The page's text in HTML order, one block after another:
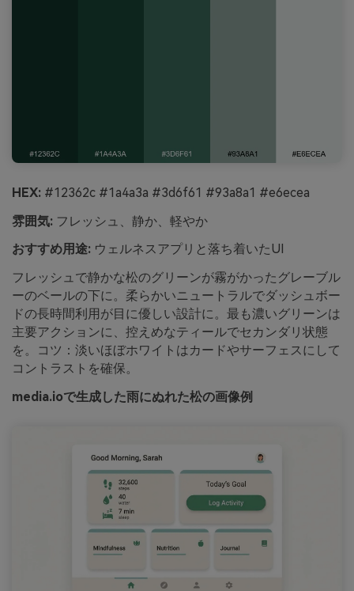
HEX: #12362c #1a4a3a #3d6f61 #93a8a1 #e6ecea
雰囲気: フレッシュ、静か、軽やか
おすすめ用途: ウェルネスアプリと落ち着いたUI
フレッシュで静かな松のグリーンが霧がかったグレーブル
ーのベールの下に。柔らかいニュートラルでダッシュボー
ドの長時間利用が目に優しい設計に。最も濃いグリーンは
主要アクションに、控えめなティールでセカンダリ状態
を。コツ：淡いほぼホワイトはカードやサーフェスにして
コントラストを確保。
media.ioで生成した雨にぬれた松の画像例